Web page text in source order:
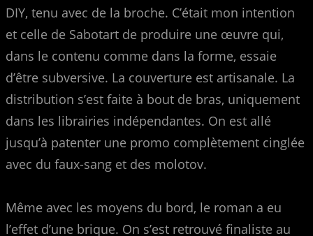
DIY, tenu avec de la broche. C’était mon intention
et celle de Sabotart de produire une œuvre qui,
dans le contenu comme dans la forme, essaie
d’être subversive. La couverture est artisanale. La
distribution s’est faite à bout de bras, uniquement
dans les librairies indépendantes. On est allé
jusqu’à patenter une promo complètement cinglée
avec du faux-sang et des molotov.
Même avec les moyens du bord, le roman a eu
l’effet d’une brique. On s’est retrouvé finaliste au